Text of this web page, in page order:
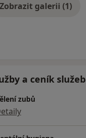
- RBP
Zobrazit galerii (1)
a ceník služeb
zubů